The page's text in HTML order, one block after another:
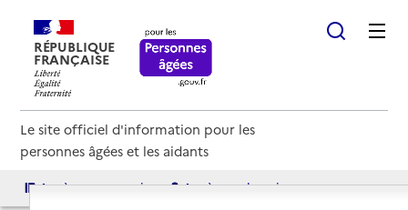
RÉPUBLIQUE
FRANÇAISE
Le site officiel d'information pour les
personnes âgées et les aidants
Accès aux annuaires Accès par besoin